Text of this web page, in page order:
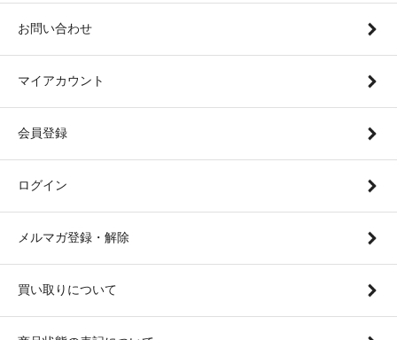
お問い合わせ
マイアカウント
会員登録
ログイン
メルマガ登録・解除
買い取りについて